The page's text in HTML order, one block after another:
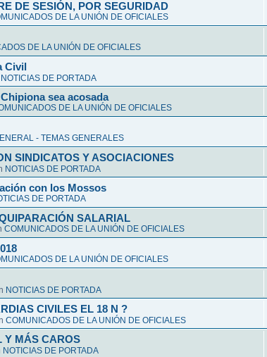
DE SESIÓN, POR SEGURIDAD
DE LA UNIÓN DE OFICIALES
DE LA UNIÓN DE OFICIALES
Civil
NOTICIAS DE PORTADA
sea acosada
DE LA UNIÓN DE OFICIALES
- TEMAS GENERALES
SINDICATOS Y ASOCIACIONES
NOTICIAS DE PORTADA
con los Mossos
DE PORTADA
SALARIAL
COMUNICADOS DE LA UNIÓN DE OFICIALES
DE LA UNIÓN DE OFICIALES
NOTICIAS DE PORTADA
CIVILES EL 18 N ?
COMUNICADOS DE LA UNIÓN DE OFICIALES
Y MÁS CAROS
NOTICIAS DE PORTADA